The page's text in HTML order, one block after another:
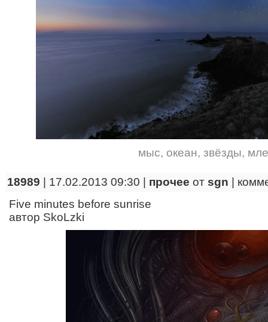
мыс, океан, звёзды,
18989 | 17.02.2013 09:30 | прочее от sgn
Five minutes before sunrise
автор SkoLzki